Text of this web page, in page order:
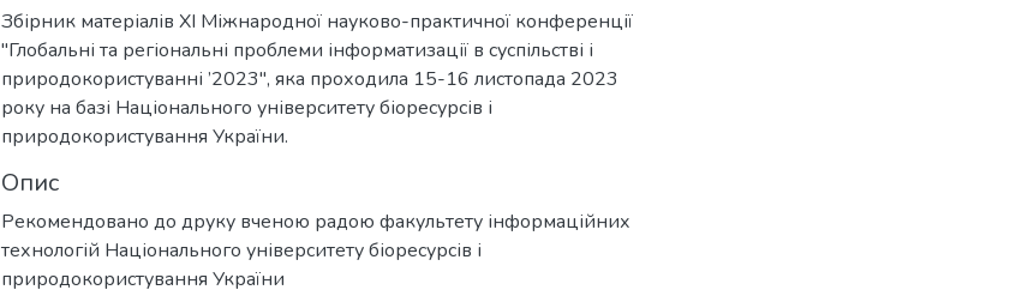
Збірник матеріалів XI Міжнародної науково-практичної конференції
"Глобальні та регіональні проблеми інформатизації в суспільстві і
природокористуванні ’2023", яка проходила 15-16 листопада 2023
року на базі Національного університету біоресурсів і
природокористування України.
Опис
Рекомендовано до друку вченою радою факультету інформаційних
технологій Національного університету біоресурсів і
природокористування України